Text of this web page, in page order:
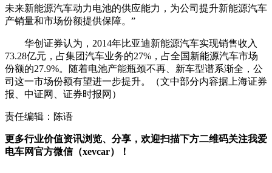
未来新能源汽车动力电池的供应能力，为公司提升新能源汽车
产销量和市场份额提供保障。”
华创证券认为，2014年比亚迪新能源汽车实现销售收入
73.28亿元，占集团汽车业务的27%，占全国新能源汽车市场
份额的27.9%。随着电池产能瓶颈不再、新车型谱系渐全，公
司这一市场份额有望进一步提升。（文中部分内容据上海证券
报、中证网、证券时报网）
责任编辑：陈语
更多行业价值资讯浏览、分享，欢迎扫描下方二维码关注我爱
电车网官方微信（xevcar）！